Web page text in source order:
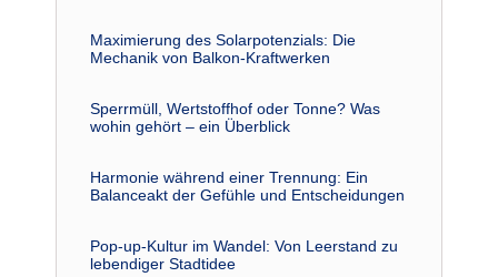
Maximierung des Solarpotenzials: Die
Mechanik von Balkon-Kraftwerken
Sperrmüll, Wertstoffhof oder Tonne? Was
wohin gehört – ein Überblick
Harmonie während einer Trennung: Ein
Balanceakt der Gefühle und Entscheidungen
Pop-up-Kultur im Wandel: Von Leerstand zu
lebendiger Stadtidee